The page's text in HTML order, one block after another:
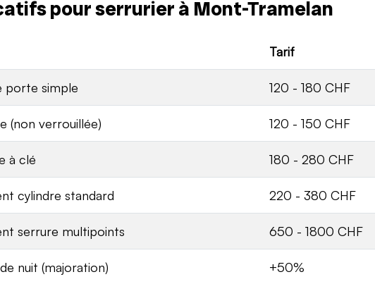
pour serrurier à Mont-Tramelan
Tarif
porte simple 120 - 180 CHF
(non verrouillée) 120 - 150 CHF
à clé 180 - 280 CHF
cylindre standard 220 - 380 CHF
serrure multipoints 650 - 1800 CHF
nuit (majoration) +50%